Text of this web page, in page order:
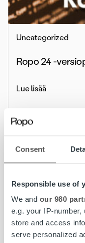
Consent
Responsible use of
We and our 980
e.g. your IP-
store and access
serve personalized
Uncategorized
Ropo 24 -
Lue lisää